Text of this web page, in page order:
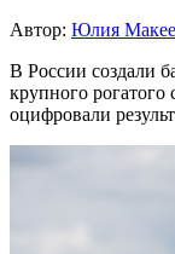
Автор: Юлия
В России создали
крупного
оцифровали